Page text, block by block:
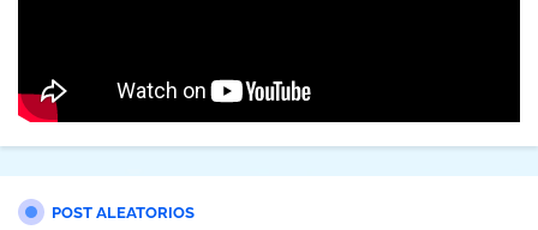
POST ALEATORIOS